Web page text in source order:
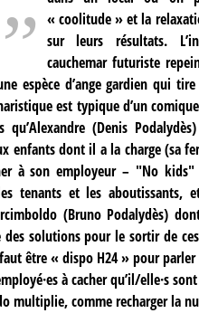
« coolitude » et la
sur leurs résultats.
cauchemar futuriste
espèce d’ange gardien qui
est typique d’un
(Denis
enfants dont il a la charge (sa
à son employeur – "No
tenants et les aboutissants,
(Bruno Podalydès)
solutions pour le sortir de
être « dispo H24 » pour
à cacher qu’il/elle·s
multiplie, comme recharger la